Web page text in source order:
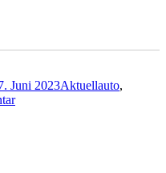
Juni 2023Aktuellauto,
zu